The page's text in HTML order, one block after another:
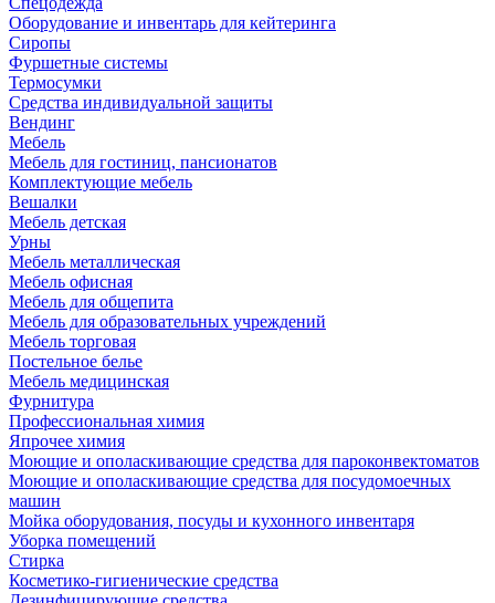
Оборудование и инвентарь для кейтеринга
Сиропы
Фуршетные системы
Термосумки
Средства индивидуальной защиты
Вендинг
Мебель
Мебель для гостиниц, пансионатов
Комплектующие мебель
Вешалки
Мебель детская
Урны
Мебель металлическая
Мебель офисная
Мебель для общепита
Мебель для образовательных учреждений
Мебель торговая
Постельное белье
Мебель медицинская
Фурнитура
Профессиональная химия
Япрочее химия
Моющие и ополаскивающие средства для пароконвектоматов
Моющие и ополаскивающие средства для посудомоечных
машин
Мойка оборудования, посуды и кухонного инвентаря
Уборка помещений
Стирка
Косметико-гигиенические средства